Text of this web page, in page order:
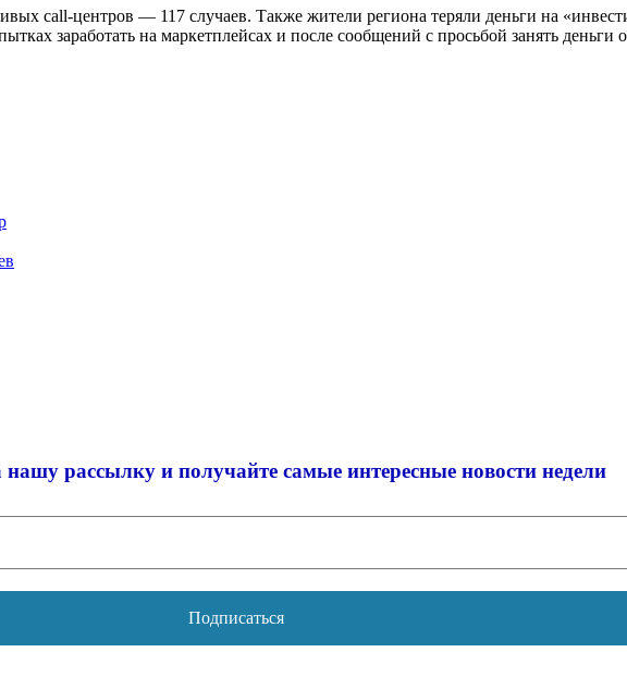
call-центров — 117 случаев. Также жители региона теряли деньги на
заработать на маркетплейсах и после сообщений с просьбой занять деньги
нашу рассылку и получайте самые интересные новости недели